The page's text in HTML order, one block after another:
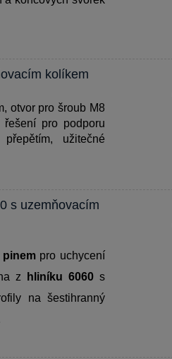
kolíkem
otvor pro šroub M8
pro podporu
užitečné
s uzemňovacím
pinem pro uchycení
z
hliníku 6060s
na šestihranný